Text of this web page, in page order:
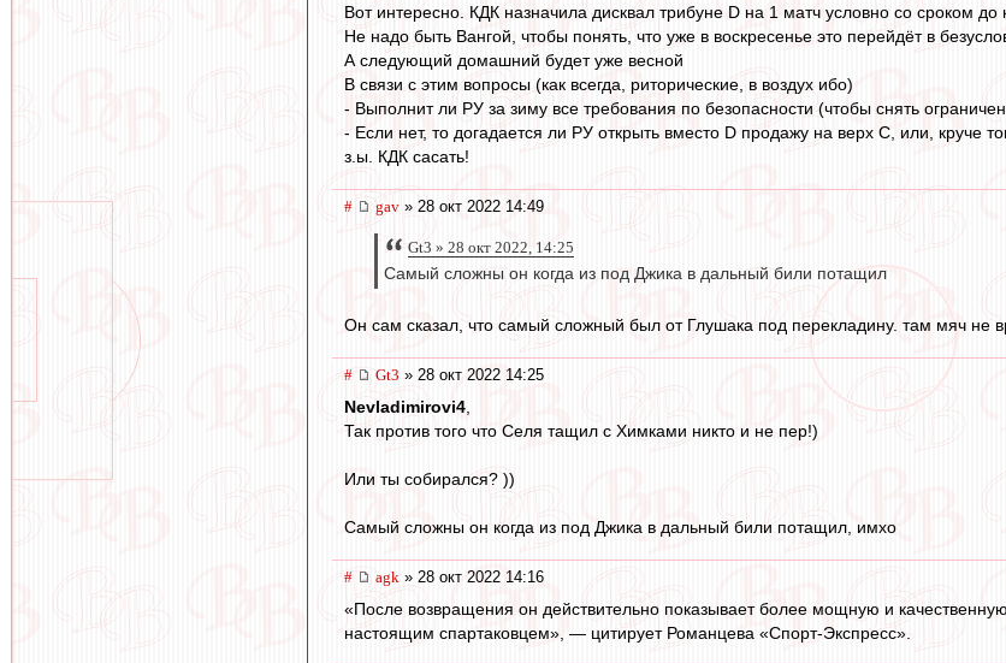
Вот интересно. КДК назначила дисквал трибуне D на 1 матч условно со сроком до
Не надо быть Вангой, чтобы понять, что уже в воскресенье это перейдёт в
А следующий домашний будет уже весной
В связи с этим вопросы (как всегда, риторические, в воздух ибо)
- Выполнит ли РУ за зиму все требования по безопасности (чтобы снять
- Если нет, то догадается ли РУ открыть вместо D продажу на верх С, или, круче
з.ы. КДК сасать!
# gav » 28 окт 2022 14:49
Gt3 » 28 окт 2022, 14:25
Самый сложны он когда из под Джика в дальный били потащил
Он сам сказал, что самый сложный был от Глушака под перекладину. там мяч не
# Gt3 » 28 окт 2022 14:25
Nevladimirovi4
Так против того что Селя тащил с Химками никто и не пер!)
Или ты собирался? ))
Самый сложны он когда из под Джика в дальный били потащил, имхо
# agk » 28 окт 2022 14:16
«После возвращения он действительно показывает более мощную и
настоящим спартаковцем», — цитирует Романцева «Спорт-Экспресс».